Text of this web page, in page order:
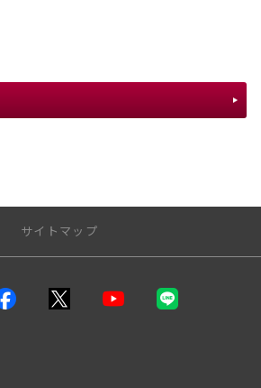
サイトマップ